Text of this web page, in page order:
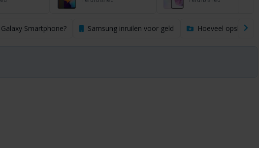
Smartphone? Samsung inruilen voor geld Hoeveel opslag